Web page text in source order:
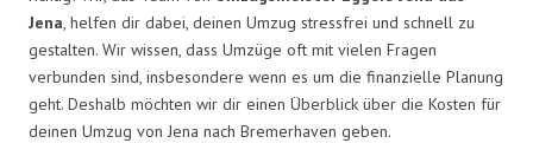
Jena, helfen dir dabei, deinen Umzug stressfrei und schnell zu
gestalten. Wir wissen, dass Umzüge oft mit vielen Fragen
verbunden sind, insbesondere wenn es um die finanzielle Planung
geht. Deshalb möchten wir dir einen Überblick über die Kosten für
deinen Umzug von Jena nach Bremerhaven geben.